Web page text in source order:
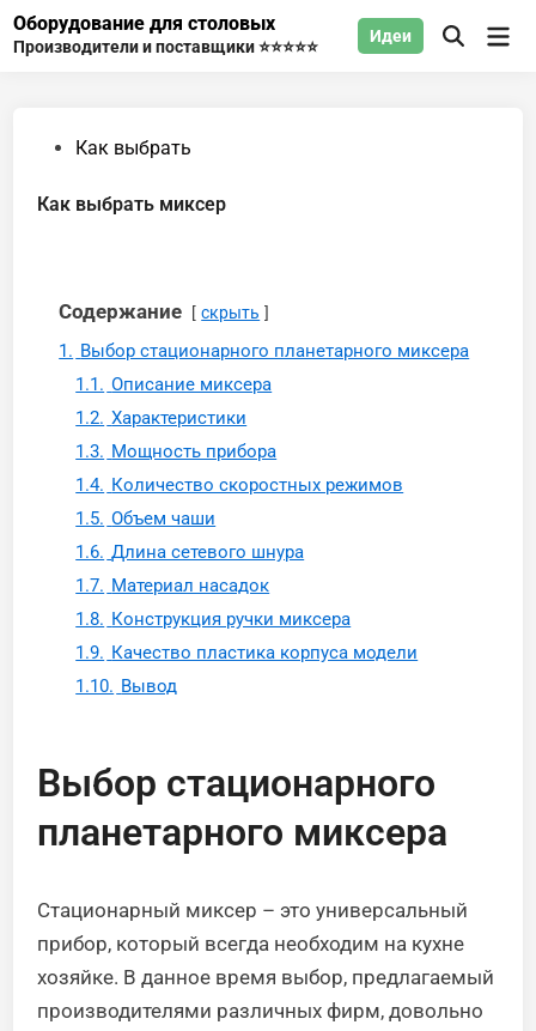
Перейти
Оборудование для столовых
Производители и поставщики ⭐⭐⭐⭐⭐
Идеи
Открыть
Опубликовано
Как выбрать
Как выбрать миксер
Содержание скрыть
1. Выбор стационарного планетарного миксера
1.1. Описание миксера
1.2. Характеристики
1.3. Мощность прибора
1.4. Количество скоростных режимов
1.5. Объем чаши
1.6. Длина сетевого шнура
1.7. Материал насадок
1.8. Конструкция ручки миксера
1.9. Качество пластика корпуса модели
1.10. Вывод
Выбор стационарного
планетарного миксера
Стационарный миксер – это универсальный
прибор, который всегда необходим на кухне
хозяйке. В данное время выбор, предлагаемый
производителями различных фирм, довольно